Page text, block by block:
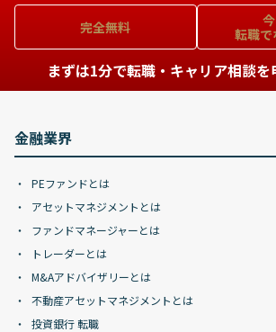
完全無料
転職で
まずは1分で転職・キャリア相談を
金融業界
PEファンドとは
アセットマネジメントとは
ファンドマネージャーとは
トレーダーとは
M&Aアドバイザリーとは
不動産アセットマネジメントとは
投資銀行 転職